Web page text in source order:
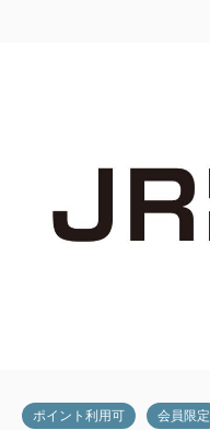
ポイント利用可 会員限定